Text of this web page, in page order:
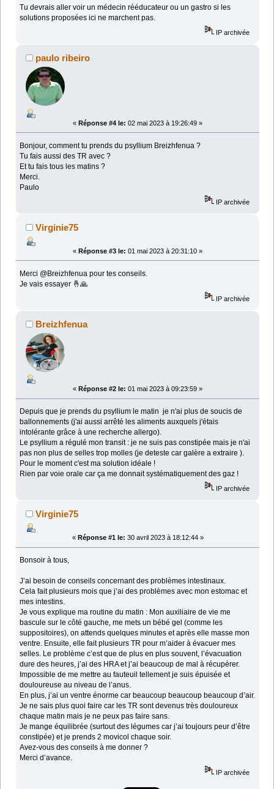
Tu devrais aller voir un médecin rééducateur ou un gastro si les
solutions proposées ici ne marchent pas.
IP archivée
paulo ribeiro
« Réponse #4 le: 02 mai 2023 à 19:26:49 »
Bonjour, comment tu prends du psyllium Breizhfenua ?
Tu fais aussi des TR avec ?
Et tu fais tous les matins ?
Merci.
Paulo
IP archivée
Virginie75
« Réponse #3 le: 01 mai 2023 à 20:31:10 »
Merci @Breizhfenua pour tes conseils.
Je vais essayer 🤞🙏
IP archivée
Breizhfenua
« Réponse #2 le: 01 mai 2023 à 09:23:59 »
Depuis que je prends du psyllium le matin je n'ai plus de soucis de
ballonnements (j'ai aussi arrêté les aliments auxquels j'étais
intolérante grâce à une recherche allergo).
Le psyllium a régulé mon transit : je ne suis pas constipée mais je n'ai
pas non plus de selles trop molles (je deteste car galère a extraire ).
Pour le moment c'est ma solution idéale !
Rien par voie orale car ça me donnait systématiquement des gaz !
IP archivée
Virginie75
« Réponse #1 le: 30 avril 2023 à 18:12:44 »
Bonsoir à tous,
J’ai besoin de conseils concernant des problèmes intestinaux.
Cela fait plusieurs mois que j’ai des problèmes avec mon estomac et
mes intestins.
Je vous explique ma routine du matin : Mon auxiliaire de vie me
bascule sur le côté gauche, me mets un bébé gel (comme les
suppositoires), on attends quelques minutes et après elle masse mon
ventre. Ensuite, elle fait plusieurs TR pour m’aider à évacuer mes
selles. Le problème c’est que de plus en plus souvent, l’évacuation
dure des heures, j’ai des HRA et j’ai beaucoup de mal à récupérer.
Impossible de me mettre au fauteuil tellement je suis épuisée et
douloureuse au niveau de l’anus.
En plus, j’ai un ventre énorme car beaucoup beaucoup beaucoup d’air.
Je ne sais plus quoi faire car les TR sont devenus très douloureux
chaque matin mais je ne peux pas faire sans.
Je mange équilibrée (surtout des légumes car j’ai toujours peur d’être
constipée) et je prends 2 movicol chaque soir.
Avez-vous des conseils à me donner ?
Merci d’avance.
IP archivée